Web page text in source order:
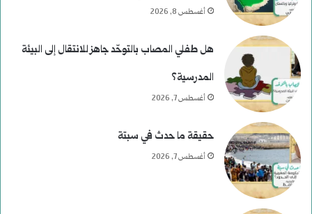
أغسطس 8, 2026
هل طفلي المصاب بالتوحّد جاهز للانتقال إلى البيئة
المدرسية؟
أغسطس 7, 2026
حقيقة ما حدث في سبتة
أغسطس 7, 2026